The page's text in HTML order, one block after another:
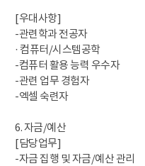
[우대사항]
-관련학과 전공자
· 컴퓨터/시스템공학
-컴퓨터 활용 능력 우수자
-관련 업무 경험자
-엑셀 숙련자
6. 자금/예산
[담당업무]
-자금 집행 및 자금/예산 관리